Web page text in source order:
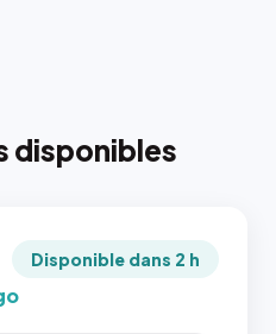
disponibles
Disponible dans 2 h